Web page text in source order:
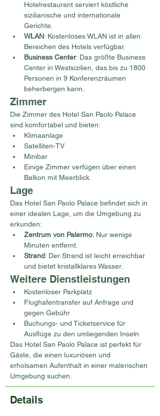
Hotelrestaurant serviert köstliche
sizilianische und internationale
Gerichte.
WLAN: Kostenloses WLAN ist in allen
Bereichen des Hotels verfügbar.
Business Center: Das größte Business
Center in Westsizilien, das bis zu 1800
Personen in 9 Konferenzräumen
beherbergen kann.
Zimmer
Die Zimmer des Hotel San Paolo Palace
sind komfortabel und bieten:
Klimaanlage
Satelliten-TV
Minibar
Einige Zimmer verfügen über einen
Balkon mit Meerblick.
Lage
Das Hotel San Paolo Palace befindet sich in
einer idealen Lage, um die Umgebung zu
erkunden:
Zentrum von Palermo: Nur wenige
Minuten entfernt.
Strand: Der Strand ist leicht erreichbar
und bietet kristallklares Wasser.
Weitere Dienstleistungen
Kostenloser Parkplatz
Flughafentransfer auf Anfrage und
gegen Gebühr
Buchungs- und Ticketservice für
Ausflüge zu den umliegenden Inseln
Das Hotel San Paolo Palace ist perfekt für
Gäste, die einen luxuriösen und
erholsamen Aufenthalt in einer malerischen
Umgebung suchen.
Details